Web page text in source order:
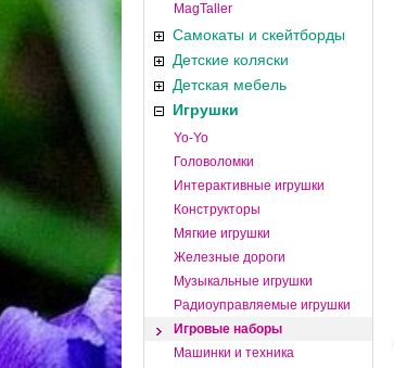
MagTaller
Самокаты и скейтборды
Детские коляски
Детская мебель
Игрушки
Yo-Yo
Головоломки
Интерактивные игрушки
Конструкторы
Мягкие игрушки
Железные дороги
Музыкальные игрушки
Радиоуправляемые игрушки
Игровые наборы
Машинки и техника